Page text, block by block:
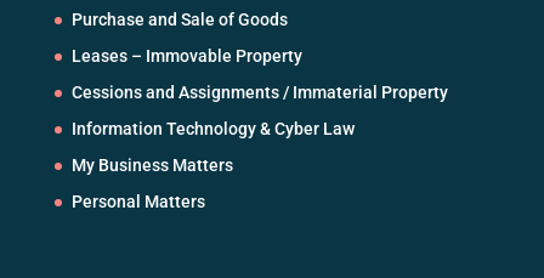
Purchase and Sale of Goods
Leases – Immovable Property
Cessions and Assignments / Immaterial Property
Information Technology & Cyber Law
My Business Matters
Personal Matters